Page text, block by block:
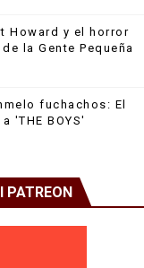
Howard y el horror
la Gente Pequeña
fuchachos: El
'THE BOYS'
PATREON